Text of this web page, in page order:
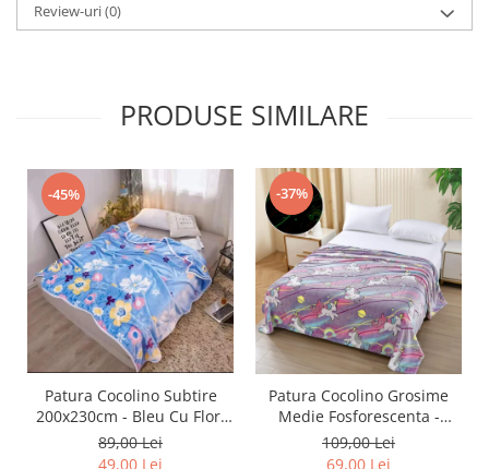
Review-uri(0)
PRODUSE SIMILARE
-45%
Patura Cocolino Subtire
200x230cm - Bleu Cu Flori
Vesele
89,00 Lei
49,00 Lei
-37%
Patura Cocolino Grosime
Medie Fosforescenta -
Unicorni In Spatiu Mov
109,00 Lei
69,00 Lei